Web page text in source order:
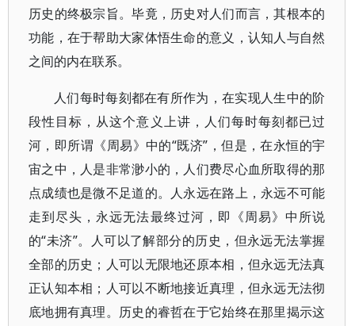
历史的终极宗旨。毕竟，历史对人们而言，其根本的
功能，在于帮助大家体悟生命的意义，认知人与自然
之间的内在联系。
人们每时每刻都在有所作为，在实现人生中的阶
段性目标，从这个意义上讲，人们每时每刻都已过
河，即所谓《周易》中的“既济”，但是，在永恒的宇
宙之中，人是非常渺小的，人们费尽心血所取得的那
点成绩也是微不足道的。人永远在路上，永远不可能
走到尽头，永远无法最终过河，即《周易》中所说
的“未济”。人可以了解部分的历史，但永远无法掌握
全部的历史；人可以无限地还原本相，但永远无法真
正认知本相；人可以不断地接近真理，但永远无法彻
底地拥有真理。历史的睿哲在于它始终在那里揭示这